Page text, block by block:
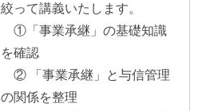
絞って講義いたします。
①「事業承継」の基礎知識
を確認
② 「事業承継」と与信管理
の関係を整理